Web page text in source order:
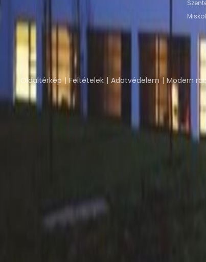
Instant Offices
Része az
Instant Group
Oldaltérkép Feltételek Adatvédelem Modern